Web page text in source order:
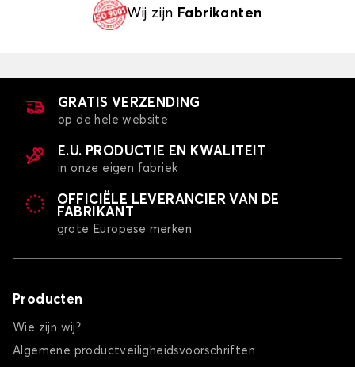
Wij zijn Fabrikanten
GRATIS VERZENDING
op de hele website
E.U. PRODUCTIE EN KWALITEIT
in onze eigen fabriek
OFFICIËLE LEVERANCIER VAN DE
FABRIKANT
grote Europese merken
Producten
Wie zijn wij?
Algemene productveiligheidsvoorschriften